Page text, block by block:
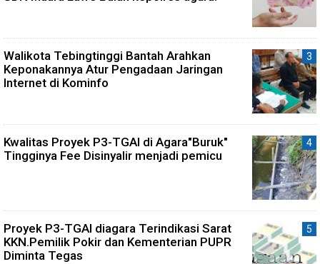
Walikota Tebingtinggi Bantah Arahkan
Keponakannya Atur Pengadaan Jaringan
Internet di Kominfo
Kwalitas Proyek P3-TGAI di Agara"Buruk"
Tingginya Fee Disinyalir menjadi pemicu
Proyek P3-TGAI diagara Terindikasi Sarat
KKN.Pemilik Pokir dan Kementerian PUPR
Diminta Tegas